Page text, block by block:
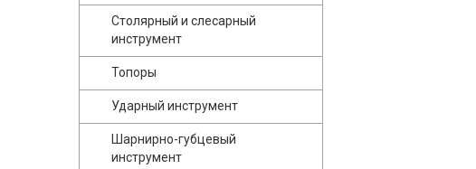
Столярный и слесарный
инструмент
Топоры
Ударный инструмент
Шарнирно-губцевый
инструмент